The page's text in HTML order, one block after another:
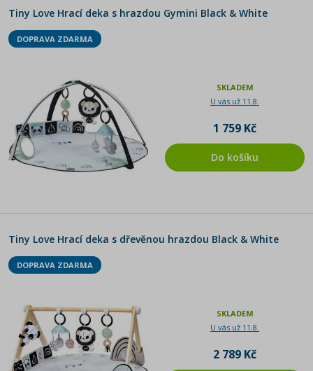
Tiny Love Hrací deka s hrazdou Gymini Black & White
DOPRAVA ZDARMA
SKLADEM
U vás už 11.8.
1 759 Kč
Do košíku
Tiny Love Hrací deka s dřevěnou hrazdou Black & White
DOPRAVA ZDARMA
SKLADEM
U vás už 11.8.
2 789 Kč